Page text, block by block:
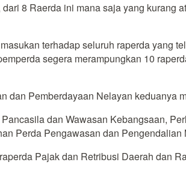
8 Raerda ini mana saja yang kurang
terhadap seluruh raperda yang
segera merampungkan 10
Pemberdayaan Nelayan keduanya
dan Wawasan Kebangsaan,
Perda Pengawasan dan Pengendalian
Pajak dan Retribusi Daerah dan